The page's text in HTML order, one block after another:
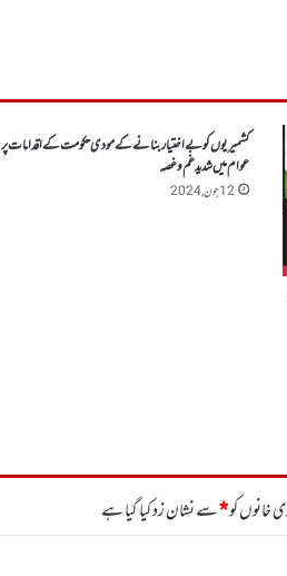
کشمیریوں کو بے اختیاربنانے کے مودی حکومت کے اقدامات پر
عوام میں شدید غم و غصہ
12 جون, 2024
خانوں کو*سے نشان زد کیا گیا ہے